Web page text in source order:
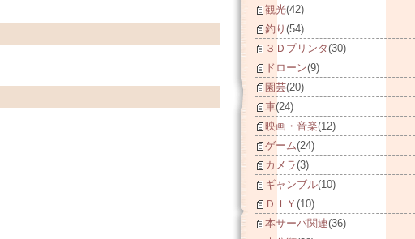
観光(42)
釣り (54)
３Ｄプリンタ(30)
ドローン(9)
園芸(20)
車(24)
映画・音楽(12)
ゲーム(24)
カメラ(3)
ギャンブル(10)
ＤＩＹ (10)
本サーバ関連(36)